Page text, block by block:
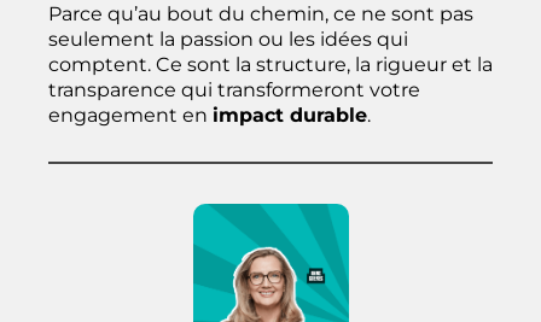
Parce qu’au bout du chemin, ce ne sont pas
seulement la passion ou les idées qui
comptent. Ce sont la structure, la rigueur et la
transparence qui transformeront votre
engagement en impact durable.